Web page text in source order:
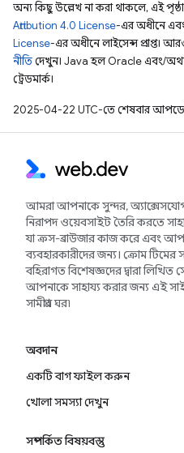
অন্য কিছু উল্লেখ না করা থাকলে, এই
Attribution 4.0 License-এর অধীনে
License-এর অধীনে লাইসেন্স প্রাপ্ত।
নীতিদেখুন। Java হল Oracle এবং/অথবা
ট্রেডমার্ক।
2025-04-22 UTC-তে শেষবার
আমরা আপনাকে সুন্দর,
নিরাপদ ওয়েবসাইট তৈরি করতে
যা ক্রস-ব্রাউজার কাজ করে এবং
ব্যবহারকারীদের জন্য। ক্রোম টিমের
বহিরাগত বিশেষজ্ঞদের দ্বারা লিখিত
আপনাকে সাহায্য করার জন্য এই
সামগ্রীর ঘর৷
অবদান
একটি বাগ ফাইল করুন
খোলা সমস্যা দেখুন
সম্পর্কিত বিষয়বস্তু